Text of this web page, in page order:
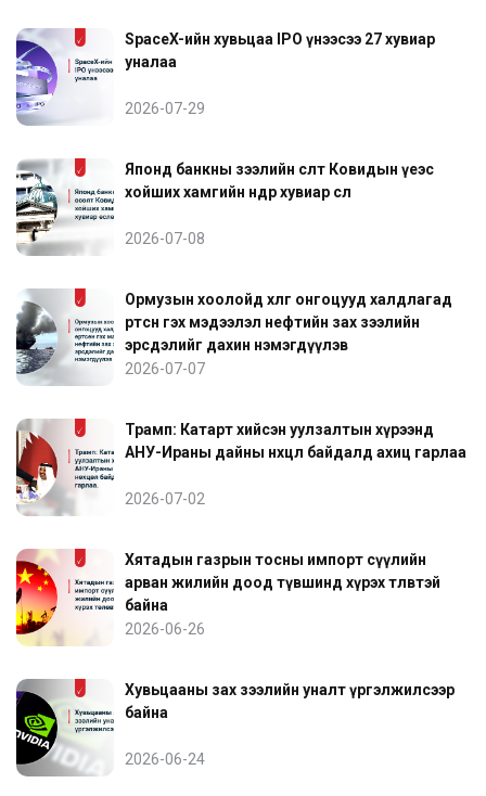
SpaceX-ийн хувьцаа IPO үнээсээ 27 хувиар
уналаа
2026-07-29
Японд банкны зээлийн өсөлт Ковидын үеэс
хойших хамгийн өндөр хувиар өслөө
2026-07-08
Ормузын хоолойд хөлөг онгоцууд халдлагад
өртсөн гэх мэдээлэл нефтийн зах зээлийн
эрсдэлийг дахин нэмэгдүүлэв
2026-07-07
Трамп: Катарт хийсэн уулзалтын хүрээнд
АНУ-Ираны дайны нөхцөл байдалд ахиц гарлаа
2026-07-02
Хятадын газрын тосны импорт сүүлийн
арван жилийн доод түвшинд хүрэх төлөвтэй
байна
2026-06-26
Хувьцааны зах зээлийн уналт үргэлжилсээр
байна
2026-06-24